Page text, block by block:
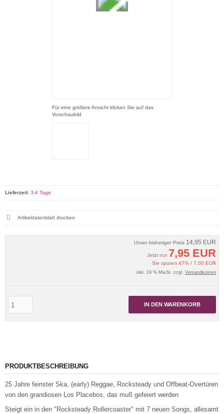
Für eine größere Ansicht klicken Sie auf das
Vorschaubild
Unser bisheriger Preis 14,95 EUR
Jetzt nur 7,95 EUR
Sie sparen 47% / 7,00 EUR
inkl. 19 % MwSt. zzgl. Versandkosten
IN DEN WARENKORB
Lieferzeit: 3-4 Tage
Artikeldatenblatt drucken
PRODUKTBESCHREIBUNG
25 Jahre feinster Ska, (early) Reggae, Rocksteady und Offbeat-Overtüren
von den grandiosen Los Placebos, das muß gefeiert werden
Steigt ein in den "Rocksteady Rollercoaster" mit 7 neuen Songs, allesamt